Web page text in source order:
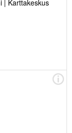
| Karttakeskus